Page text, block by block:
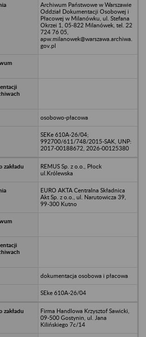
Archiwum Państwowe w Warszawie
Oddział Dokumentacji Osobowej i
Płacowej w Milanówku, ul. Stefana
Okrzei 1, 05-822 Milanówek, tel. 22
724 76 05,
apw.milanowek@warszawa.archiwa.
gov.pl
osobowo-płacowa
SEKe 610A-26/04;
992700/611/748/2015-SAK, UNP:
2017-00188672, 2026-00125380
REMUS Sp. z o.o., Płock
ul.Królewska
EURO AKTA Centralna Składnica
Akt Sp. z o.o., ul. Narutowicza 39,
99-300 Kutno
dokumentacja osobowa i płacowa
SEke 610A-26/04
Firma Handlowa Krzysztof Sawicki,
09-500 Gostynin, ul. Jana
Kilińskiego 7c/14